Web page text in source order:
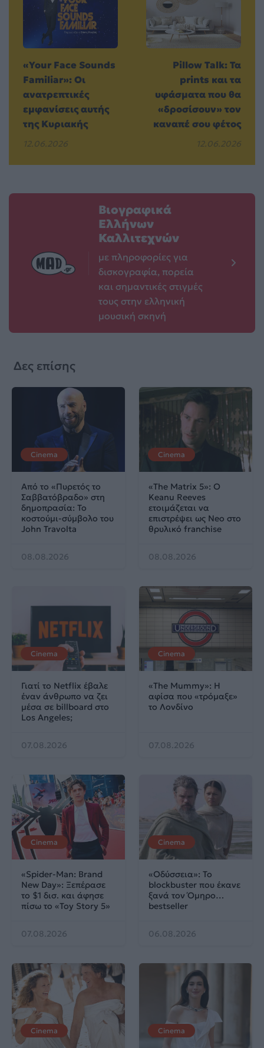
«Your Face Sounds
Familiar»: Οι
ανατρεπτικές
εμφανίσεις αυτής
της Κυριακής
12.06.2026
Pillow Talk: Τα
prints και τα
υφάσματα που θα
«δροσίσουν» τον
καναπέ σου φέτος
12.06.2026
Βιογραφικά
Ελλήνων
Καλλιτεχνών
με πληροφορίες για
δισκογραφία, πορεία
και σημαντικές στιγμές
τους στην ελληνική
μουσική σκηνή
Δες επίσης
Cinema
Από το «Πυρετός το
Σαββατόβραδο» στη
δημοπρασία: Το
κοστούμι-σύμβολο του
John Travolta
08.08.2026
Cinema
«The Matrix 5»: Ο
Keanu Reeves
ετοιμάζεται να
επιστρέψει ως Neo στο
θρυλικό franchise
08.08.2026
Cinema
Γιατί το Netflix έβαλε
έναν άνθρωπο να ζει
μέσα σε billboard στο
Los Angeles;
07.08.2026
Cinema
«The Mummy»: Η
αφίσα που «τρόμαξε»
το Λονδίνο
07.08.2026
Cinema
«Spider-Man: Brand
New Day»: Ξεπέρασε
το $1 δισ. και άφησε
πίσω το «Toy Story 5»
07.08.2026
Cinema
«Οδύσσεια»: Το
blockbuster που έκανε
ξανά τον Όμηρο…
bestseller
06.08.2026
Cinema Cinema